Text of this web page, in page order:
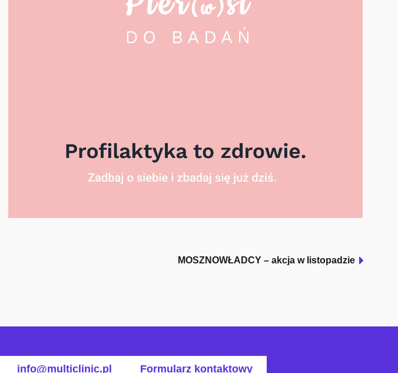
MOSZNOWŁADCY – akcja w listopadzie
info@multiclinic.pl Formularz kontaktowy